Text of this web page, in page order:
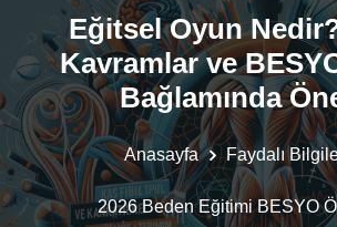
Eğitsel Oyun
Kavramlar ve
Bağlamında
Anasayfa Faydalı
2026 Beden Eğitimi BESYO